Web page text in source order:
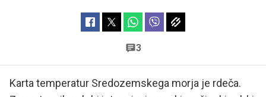
3
Karta temperatur Sredozemskega morja je rdeča.